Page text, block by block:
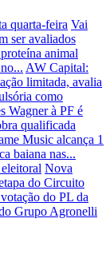
quarta-feira Vai
ser avaliados
animal
AW Capital:
limitada, avalia
como
Wagner à PF é
qualificada
Music alcança 1
baiana nas...
Nova
do Circuito
do PL da
Grupo Agronelli